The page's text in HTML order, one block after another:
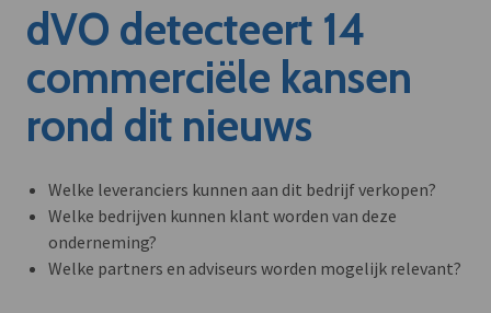
dVO detecteert 14
commerciële kansen
rond dit nieuws
Welke leveranciers kunnen aan dit bedrijf verkopen?
Welke bedrijven kunnen klant worden van deze
onderneming?
Welke partners en adviseurs worden mogelijk relevant?